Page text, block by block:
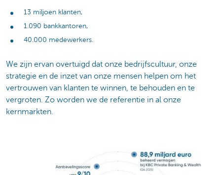
13 miljoen klanten,
1.090 bankkantoren,
40.000 medewerkers.
We zijn ervan overtuigd dat onze bedrijfscultuur, onze
strategie en de inzet van onze mensen helpen om het
vertrouwen van klanten te winnen, te behouden en te
vergroten. Zo worden we de referentie in al onze
kernmarkten.